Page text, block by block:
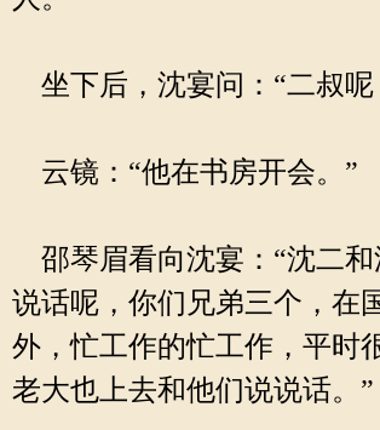
坐下后，沈宴问：“二叔呢
云镜：“他在书房开会。”
邵琴眉看向沈宴：“沈二和
说话呢，你们兄弟三个，在
外，忙工作的忙工作，平时
老大也上去和他们说说话。”